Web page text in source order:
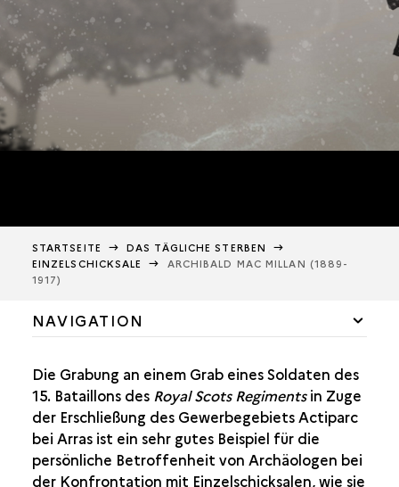
STARTSEITE
DAS TÄGLICHE STERBEN
EINZELSCHICKSALE
ARCHIBALD MAC MILLAN (1889-
1917)
NAVIGATION
Die Archäologie als Spiegel eines beispiellosen
Abschlachtens
Massenkrieg und Massensterben
Die Grabung an einem Grab eines Soldaten des
15. Bataillons des Royal Scots Regimentsin Zuge
der Erschließung des Gewerbegebiets Actiparc
bei Arras ist ein sehr gutes Beispiel für die
persönliche Betroffenheit von Archäologen bei
der Konfrontation mit Einzelschicksalen, wie sie